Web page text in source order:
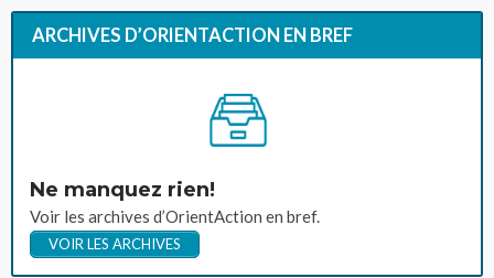
ARCHIVES D’ORIENTACTION EN BREF
Ne manquez rien!
Voir les archives d’OrientAction en bref.
VOIR LES ARCHIVES